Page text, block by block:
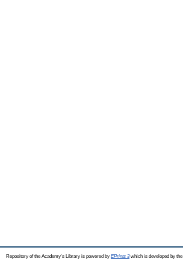
Repository of the Academy's Library is powered by EPrints 3which is developed by the